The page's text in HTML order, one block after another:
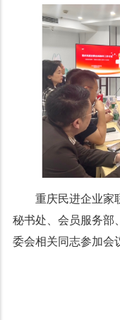
重庆民进企业家
秘书处、会员服务部
委会相关同志参加会